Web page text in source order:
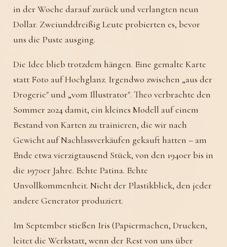
in der Woche darauf zurück und verlangten neun
Dollar. Zweiunddreißig Leute probierten es, bevor
uns die Puste ausging.
Die Idee blieb trotzdem hängen. Eine gemalte Karte
statt Foto auf Hochglanz. Irgendwo zwischen „aus der
Drogerie" und „vom Illustrator". Theo verbrachte den
Sommer 2024 damit, ein kleines Modell auf einem
Bestand von Karten zu trainieren, die wir nach
Gewicht auf Nachlassverkäufen gekauft hatten – am
Ende etwa vierzigtausend Stück, von den 1940er bis in
die 1970er Jahre. Echte Patina. Echte
Unvollkommenheit. Nicht der Plastikblick, den jeder
andere Generator produziert.
Im September stießen Iris (Papiermachen, Drucken,
leitet die Werkstatt, wenn der Rest von uns über